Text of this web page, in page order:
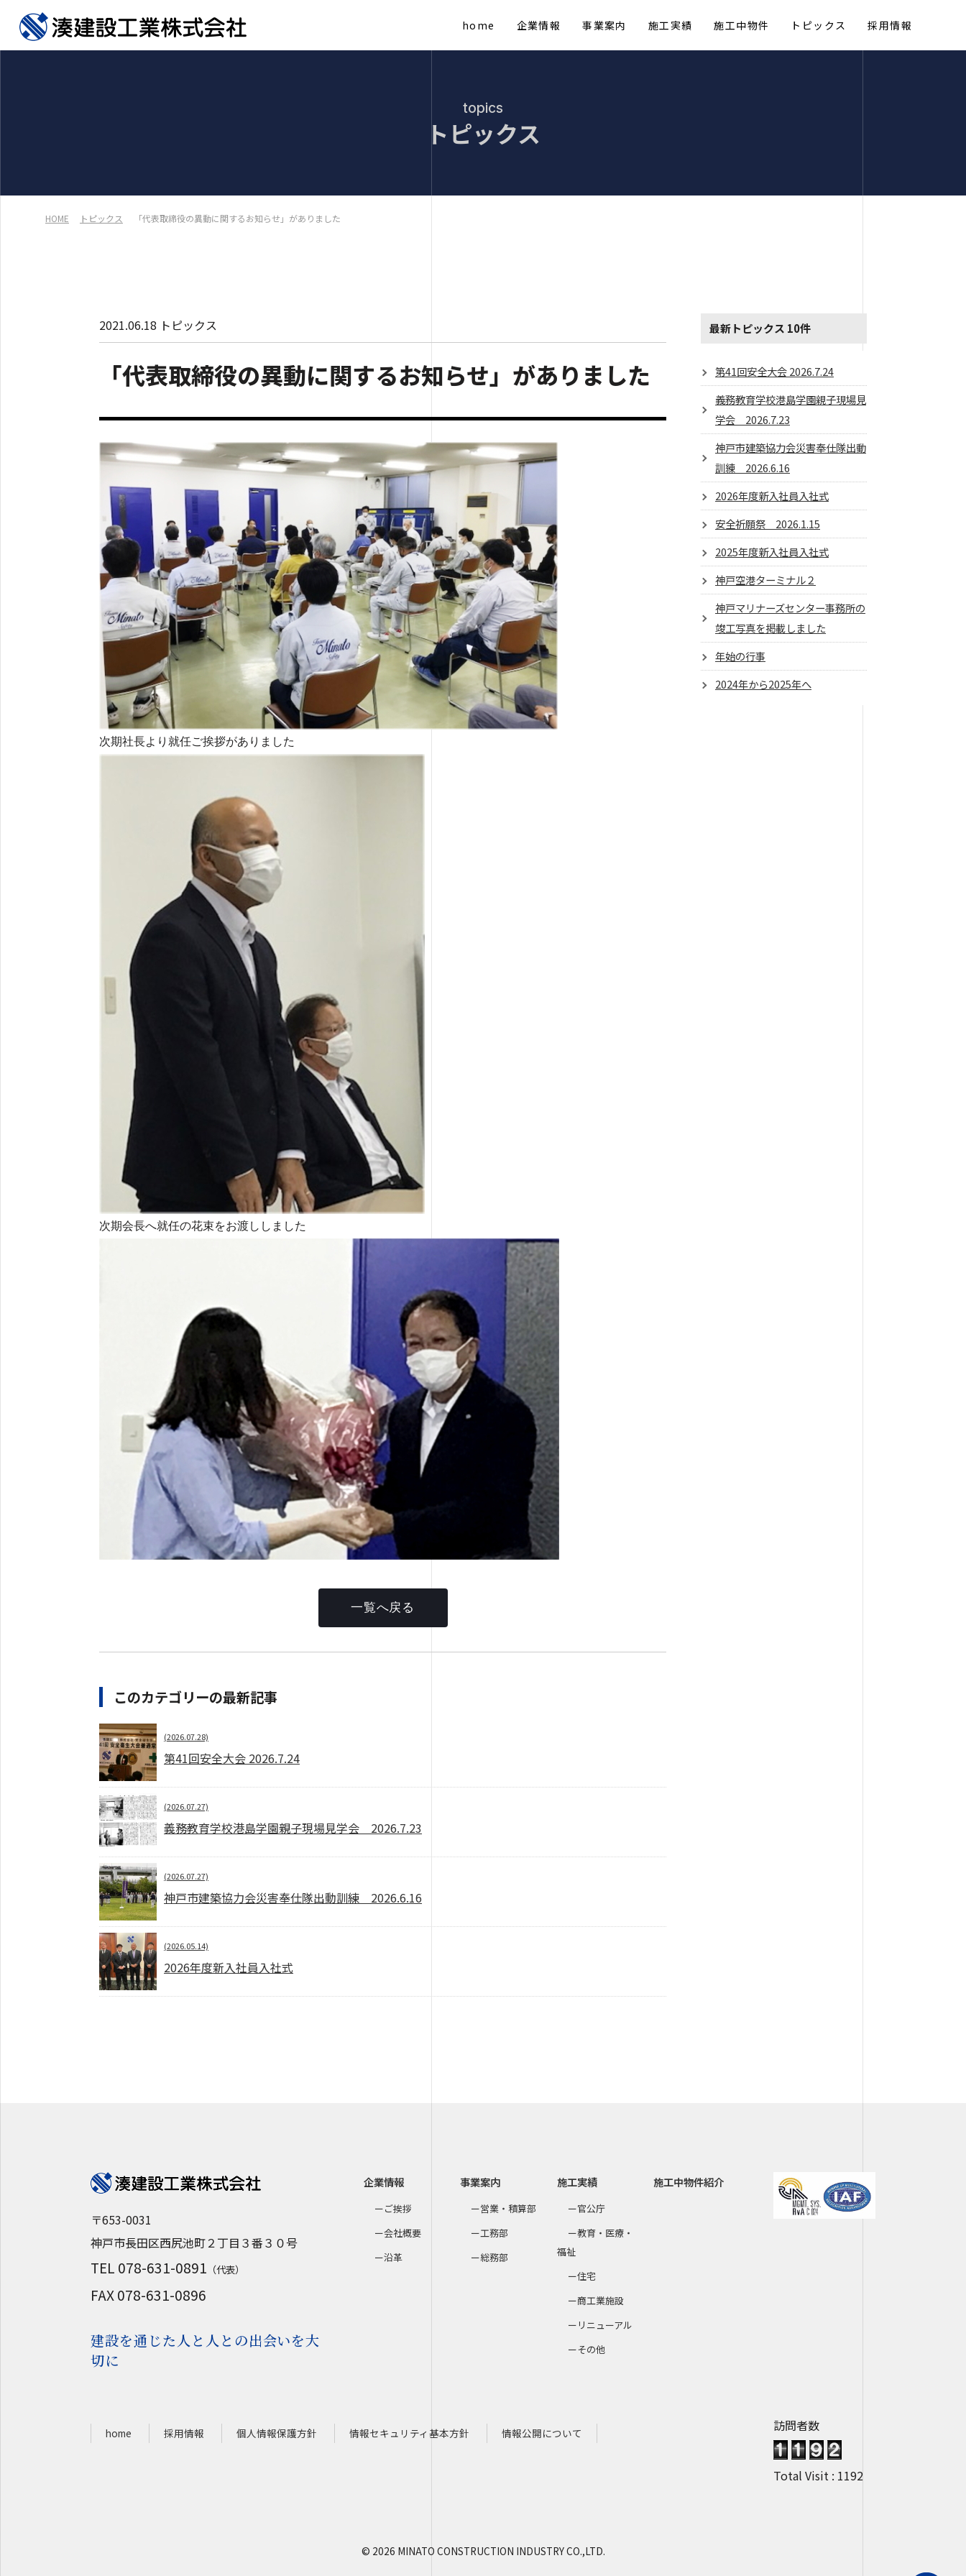
home 企業情報 事業案内 施工実績 施工中物件 トピックス 採用情報
topics
トピックス
HOME トピックス 「代表取締役の異動に関するお知らせ」がありました
2021.06.18 トピックス
「代表取締役の異動に関するお知らせ」がありました
次期社長より就任ご挨拶がありました
次期会長へ就任の花束をお渡ししました
一覧へ戻る
このカテゴリーの最新記事
(2026.07.28)
第41回安全大会 2026.7.24
(2026.07.27)
義務教育学校港島学園親子現場見学会 2026.7.23
(2026.07.27)
神戸市建築協力会災害奉仕隊出動訓練 2026.6.16
(2026.05.14)
2026年度新入社員入社式
最新トピックス 10件
第41回安全大会 2026.7.24
義務教育学校港島学園親子現場見
学会 2026.7.23
神戸市建築協力会災害奉仕隊出動
訓練 2026.6.16
2026年度新入社員入社式
安全祈願祭 2026.1.15
2025年度新入社員入社式
神戸空港ターミナル２
神戸マリナーズセンター事務所の
竣工写真を掲載しました
年始の行事
2024年から2025年へ
〒653-0031
神戸市長田区西尻池町２丁目３番３０号
TEL 078-631-0891 （代表）
FAX 078-631-0896
建設を通じた人と人との出会いを大
切に
企業情報
ご挨拶
会社概要
沿革
事業案内
営業・積算部
工務部
総務部
施工実績
官公庁
教育・医療・
福祉
住宅
商工業施設
リニューアル
その他
施工中物件紹介
home 採用情報 個人情報保護方針 情報セキュリティ基本方針 情報公開について 訪問者数
Total Visit : 1192
© 2026 MINATO CONSTRUCTION INDUSTRY CO.,LTD.